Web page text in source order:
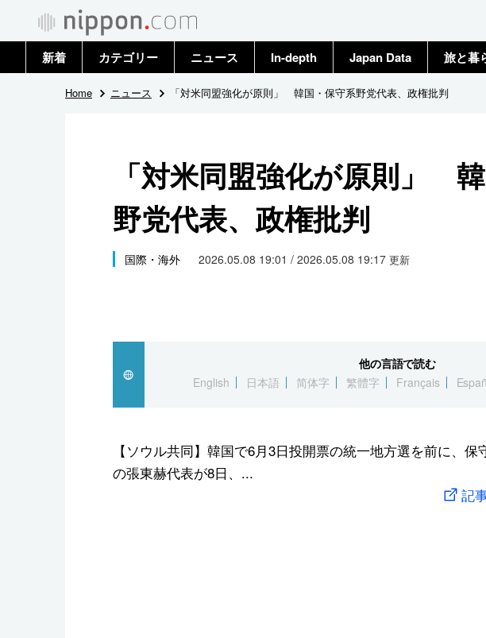
新着 カテゴリー
政治・外交
社会
文化
スポーツ・東京2020
ニュース
トップ
In-depth Japan Data 旅と暮
Home ニュース 「対米同盟強化が原則」 韓国・保守系野党代表、政権批判
「対米同盟強化が原則」
野党代表、政権批判
国際・海外 2026.05.08 19:01 / 2026.05.08 19:17 更新
他の言語で読む
English
日本語 简体字 繁體字 Français
【ソウル共同】韓国で6月3日投開票の統一地方選を前に、保
の張東赫代表が8日、...
記